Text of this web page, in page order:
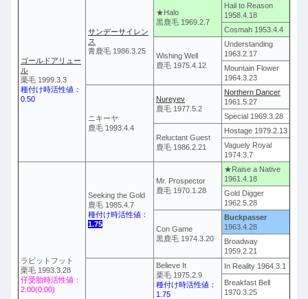
ゴールドアリュー
ル
栗毛 1999.3.3
種付け時活性値：
0.50
サンデーサイレン
ス
青鹿毛 1986.3.25
★Halo
黒鹿毛 1969.2.7
Hail to Reason
1958.4.18
Cosmah 1953.4.4
Wishing Well
鹿毛 1975.4.12
Understanding
1963.2.17
Mountain Flower
1964.3.23
ニキーヤ
鹿毛 1993.4.4
Nureyev
鹿毛 1977.5.2
Northern Dancer
1961.5.27
Special 1969.3.28
Reluctant Guest
鹿毛 1986.2.21
Hostage 1979.2.13
Vaguely Royal
1974.3.7
ラビットフット
栗毛 1993.3.28
仔受胎時活性値：
2.00(0.00)
Seeking the Gold
鹿毛 1985.4.7
種付け時活性値：
1.75
Mr. Prospector
鹿毛 1970.1.28
★Raise a Native
1961.4.18
Gold Digger
1962.5.28
Con Game
黒鹿毛 1974.3.20
Buckpasser
1963.4.28
Broadway
1959.2.21
Believe It
栗毛 1975.2.9
種付け時活性値：
1.75
In Reality 1964.3.1
Breakfast Bell
1970.3.25